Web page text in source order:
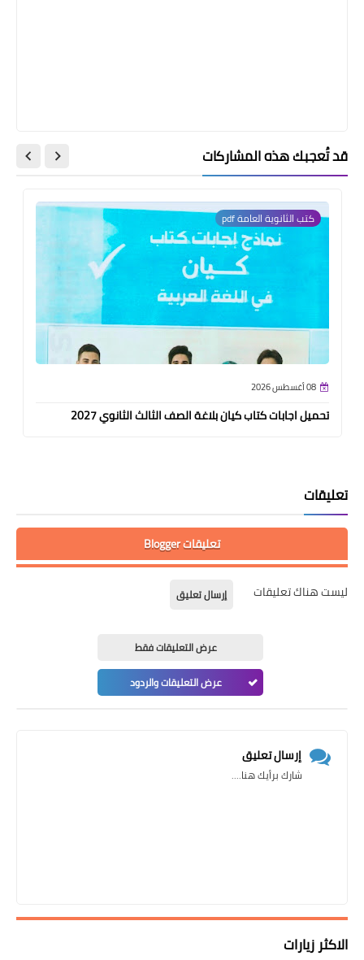
قد تُعجبك هذه المشاركات
كتب الثانوية العامة pdf
08 أغسطس 2026
تحميل اجابات كتاب كيان بلاغة الصف الثالث الثانوي 2027
تعليقات
تعليقات Blogger
ليست هناك تعليقات إرسال تعليق
عرض التعليقات فقط
عرض التعليقات والردود
إرسال تعليق
شارك برأيك هنا....
الاكثر زيارات